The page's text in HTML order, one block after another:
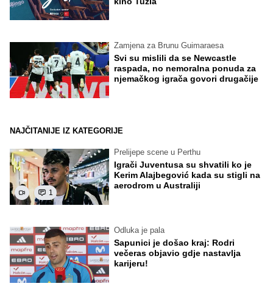
Zamjena za Brunu Guimaraesa
Svi su mislili da se Newcastle
raspada, no nemoralna ponuda za
njemačkog igrača govori drugačije
NAJČITANIJE IZ KATEGORIJE
1
Prelijepe scene u Perthu
Igrači Juventusa su shvatili ko je
Kerim Alajbegović kada su stigli na
aerodrom u Australiji
Odluka je pala
Sapunici je došao kraj: Rodri
večeras objavio gdje nastavlja
karijeru!